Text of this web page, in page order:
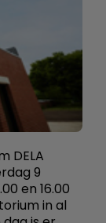
DELA
9
en 16.00
in al